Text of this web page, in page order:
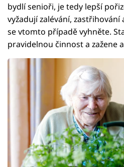
bydlí senioři, je tedy lepší
vyžadují zalévání,
se vtomto případě vyhněte.
pravidelnou činnost a zažene